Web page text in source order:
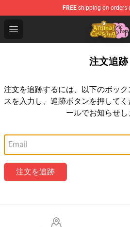
FREE shipping on orders
Open menu
Animal Crossing Shop -
注文追跡
注文を追跡するには、以下のボッ
スを入力し、追跡ボタンを押して
ールでお知らせし
注文を追跡